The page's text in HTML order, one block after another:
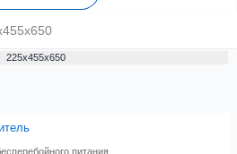
225x455x650
питания